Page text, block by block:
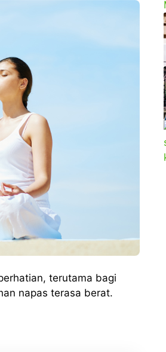
terutama bagi
napas terasa berat.